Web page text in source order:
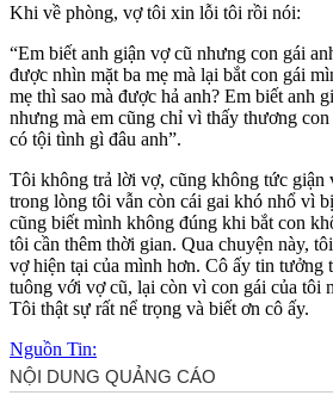
Khi về phòng, vợ tôi xin lỗi tôi rồi nói:
“Em biết anh giận vợ cũ nhưng con gái
được nhìn mặt ba mẹ mà lại bắt con gái
mẹ thì sao mà được hả anh? Em biết anh
nhưng mà em cũng chỉ vì thấy thương
có tội tình gì đâu anh”.
Tôi không trả lời vợ, cũng không tức giận
trong lòng tôi vẫn còn cái gai khó nhổ vì
cũng biết mình không đúng khi bắt con
tôi cần thêm thời gian. Qua chuyện này,
vợ hiện tại của mình hơn. Cô ấy tin tưởng
tuông với vợ cũ, lại còn vì con gái của tôi
Tôi thật sự rất nể trọng và biết ơn cô ấy.
Nguồn Tin: